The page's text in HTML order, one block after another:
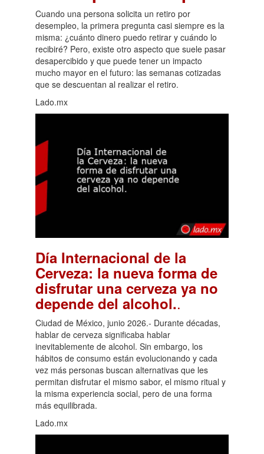
Cuando una persona solicita un retiro por
desempleo, la primera pregunta casi siempre es la
misma: ¿cuánto dinero puedo retirar y cuándo lo
recibiré? Pero, existe otro aspecto que suele pasar
desapercibido y que puede tener un impacto
mucho mayor en el futuro: las semanas cotizadas
que se descuentan al realizar el retiro.
Lado.mx
Día Internacional de la
Cerveza: la nueva forma de
disfrutar una cerveza ya no
depende del alcohol..
Ciudad de México, junio 2026.- Durante décadas,
hablar de cerveza significaba hablar
inevitablemente de alcohol. Sin embargo, los
hábitos de consumo están evolucionando y cada
vez más personas buscan alternativas que les
permitan disfrutar el mismo sabor, el mismo ritual y
la misma experiencia social, pero de una forma
más equilibrada.
Lado.mx